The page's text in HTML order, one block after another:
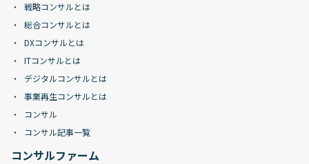
戦略コンサルとは
総合コンサルとは
DXコンサルとは
ITコンサルとは
デジタルコンサルとは
事業再生コンサルとは
コンサル
コンサル記事一覧
コンサルファーム